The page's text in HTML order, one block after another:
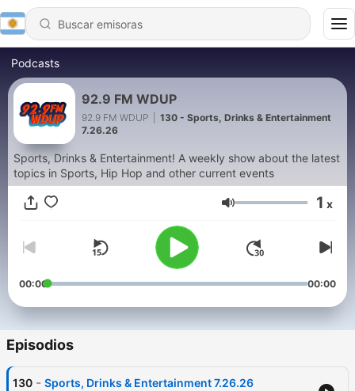
Podcasts
92.9 FM WDUP
92.9 FM WDUP
130 - Sports, Drinks & Entertainment
7.26.26
Sports, Drinks & Entertainment! A weekly show about the latest
topics in Sports, Hip Hop and other current events
Volumen 1 x
00:00 00:00
Episodios
130 - Sports, Drinks & Entertainment 7.26.26